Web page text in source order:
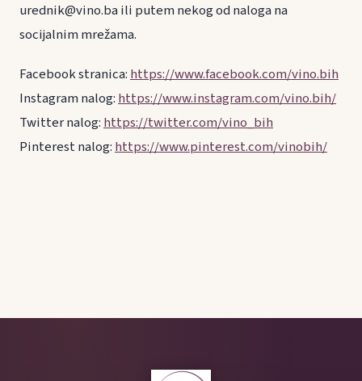
urednik@vino.ba ili putem nekog od naloga na
socijalnim mrežama.
Facebook stranica:https://www.facebook.com/vino.bih
Instagram nalog:https://www.instagram.com/vino.bih/
Twitter nalog:https://twitter.com/vino_bih
Pinterest nalog:https://www.pinterest.com/vinobih/